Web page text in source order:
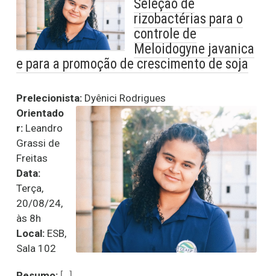
Seleção de
rizobactérias para o
controle de
Meloidogyne javanica
e para a promoção de crescimento de soja
Prelecionista: Dyênici Rodrigues
Orientado
r: Leandro
Grassi de
Freitas
Data:
Terça,
20/08/24,
às 8h
Local: ESB,
Sala 102